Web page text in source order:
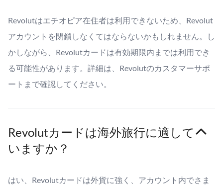
Revolutはエチオピア在住者は利用できないため、Revolut
アカウントを閉鎖しなくてはならないかもしれません。し
かしながら、Revolutカードは有効期限内までは利用でき
る可能性があります。詳細は、Revolutのカスタマーサポ
ートまで確認してください。
Revolutカードは海外旅行に適して
いますか？
はい、Revolutカードは外貨に強く、アカウント内でさま